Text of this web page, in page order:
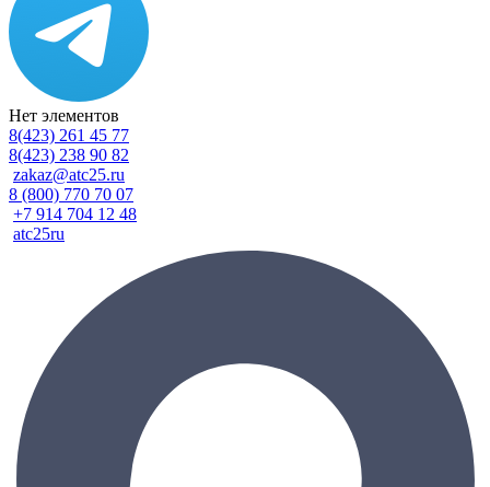
Нет элементов
8(423) 261 45 77
8(423) 238 90 82
zakaz@atc25.ru
8 (800) 770 70 07
+7 914 704 12 48
atc25ru